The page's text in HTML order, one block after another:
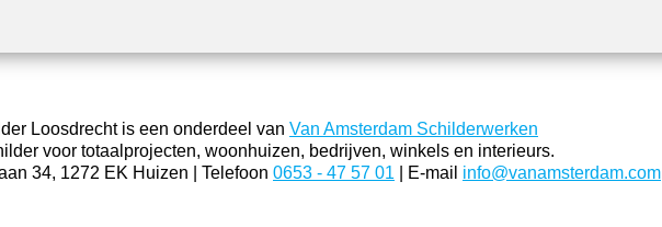
Loosdrecht is een onderdeel van Van Amsterdam Schilderwerken
voor totaalprojecten, woonhuizen, bedrijven, winkels en interieurs.
34, 1272 EK Huizen | Telefoon 0653 - 47 57 01 | E-mail info@vanamsterdam.com